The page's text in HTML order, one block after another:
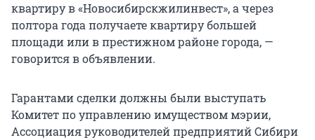
квартиру в «Новосибирскжилинвест», а через
полтора года получаете квартиру большей
площади или в престижном районе города, —
говорится в объявлении.
Гарантами сделки должны были выступать
Комитет по управлению имуществом мэрии,
Ассоциация руководителей предприятий Сибири